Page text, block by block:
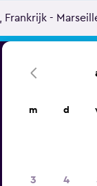
m d
3 4